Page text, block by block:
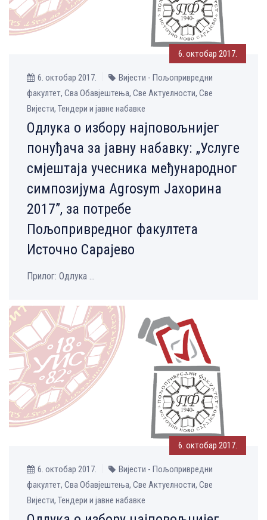
6. октобар 2017.
6. октобар 2017.
Вијести - Пољопривредни
факултет, Сва Обавјештења, Све Aктуелности, Све
Вијести, Тендери и јавне набавке
Одлука о избору најповољнијег
понуђача за јавну набавку: „Услуге
смјештаја учесника међународног
симпозијума Agrosym Јахорина
2017”, за потребе
Пољопривредног факултета
Источно Сарајево
Прилог: Одлука ...
6. октобар 2017.
6. октобар 2017.
Вијести - Пољопривредни
факултет, Сва Обавјештења, Све Aктуелности, Све
Вијести, Тендери и јавне набавке